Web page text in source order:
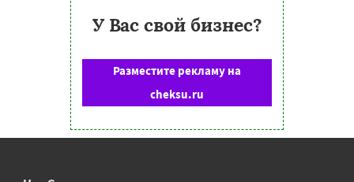
У Вас свой бизнес?
Разместите рекламу на
cheksu.ru